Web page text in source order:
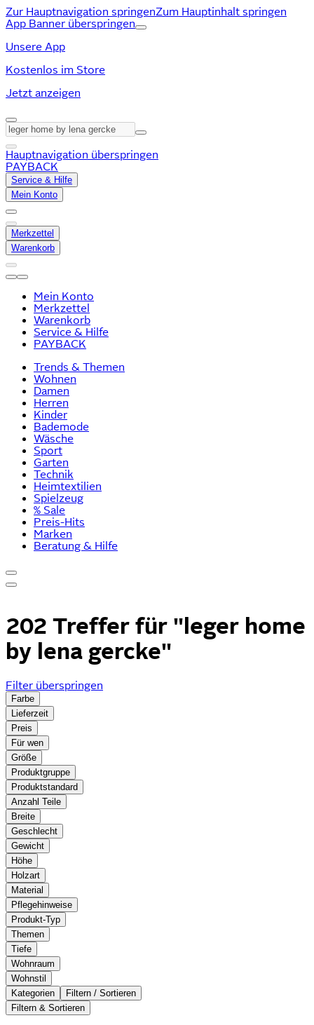
Zur Hauptnavigation springenZum Hauptinhalt springen
App Banner überspringen
Unsere App
Kostenlos im Store
Jetzt anzeigen
Hauptnavigation überspringen
PAYBACK
Service & Hilfe
Mein Konto
Merkzettel
Warenkorb
Mein Konto
Merkzettel
Warenkorb
Service & Hilfe
PAYBACK
Trends & Themen
Wohnen
Damen
Herren
Kinder
Bademode
Wäsche
Sport
Garten
Technik
Heimtextilien
Spielzeug
% Sale
Preis-Hits
Marken
Beratung & Hilfe
202 Treffer für "leger home
by lena gercke"
Filter überspringen
Farbe
Lieferzeit
Preis
Für wen
Größe
Produktgruppe
Produktstandard
Anzahl Teile
Breite
Geschlecht
Gewicht
Höhe
Holzart
Material
Pflegehinweise
Produkt-Typ
Themen
Tiefe
Wohnraum
Wohnstil
Kategorien
Filtern / Sortieren
Filtern & Sortieren